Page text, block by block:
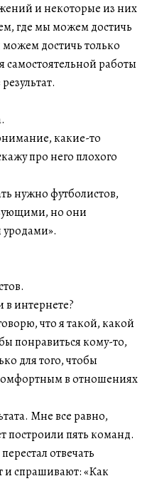
и некоторые из них
где мы можем достичь
можем достичь только
самостоятельной работы
какие-то
про него плохого
нужно футболистов,
но они
интернете?
что я такой, какой
понравиться кому-то,
для того, чтобы
в отношениях
Мне все равно,
построили пять команд.
отвечать
и спрашивают: «Как